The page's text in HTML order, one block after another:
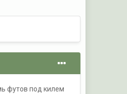
футов под килем